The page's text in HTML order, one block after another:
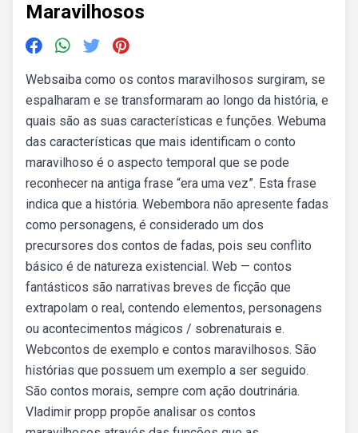
Maravilhosos
Websaiba como os contos maravilhosos surgiram, se
espalharam e se transformaram ao longo da história, e
quais são as suas características e funções. Webuma
das características que mais identificam o conto
maravilhoso é o aspecto temporal que se pode
reconhecer na antiga frase “era uma vez”. Esta frase
indica que a história. Webembora não apresente fadas
como personagens, é considerado um dos
precursores dos contos de fadas, pois seu conflito
básico é de natureza existencial. Web — contos
fantásticos são narrativas breves de ficção que
extrapolam o real, contendo elementos, personagens
ou acontecimentos mágicos / sobrenaturais e.
Webcontos de exemplo e contos maravilhosos. São
histórias que possuem um exemplo a ser seguido.
São contos morais, sempre com ação doutrinária.
Vladimir propp propõe analisar os contos